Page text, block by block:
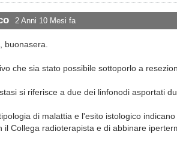
2 Anni 10 Mesi fa
buonasera.
che sia stato possibile sottoporlo a
si riferisce a due dei linfonodi asportati
di malattia e l'esito istologico
il Collega radioterapista e di abbinare